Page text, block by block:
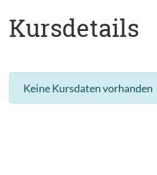
Kursdetails
Keine Kursdaten vorhanden